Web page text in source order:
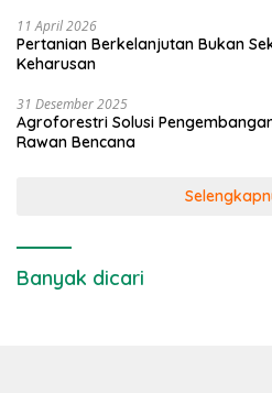
11 April 2026
Pertanian Berkelanjutan Bukan
Keharusan
31 Desember 2025
Agroforestri Solusi
Rawan Bencana
Banyak dicari